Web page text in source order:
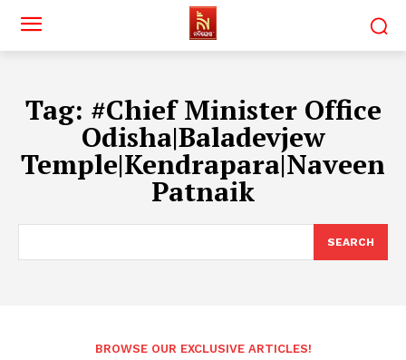
Tag: #Chief Minister Office
Odisha|Baladevjew
Temple|Kendrapara|Naveen
Patnaik
SEARCH
BROWSE OUR EXCLUSIVE ARTICLES!